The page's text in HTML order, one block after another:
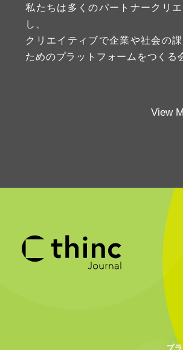
私たちは多くのパートナークリ
し、
クリエイティブで企業や社会の
ためのプラットフォームをつくる
View
プ